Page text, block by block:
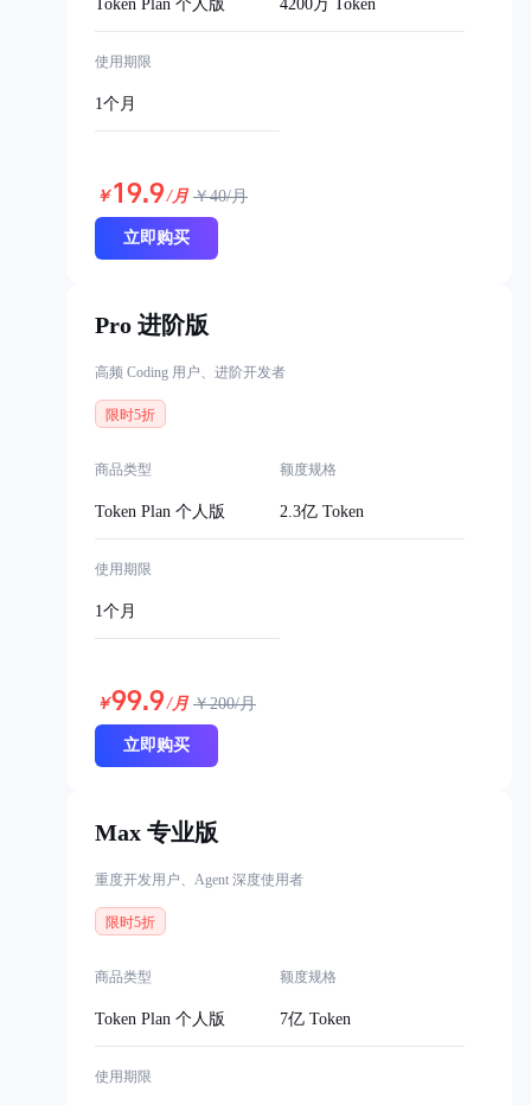
Token Plan 个人版 4200万 Token
使用期限
1个月
￥19.9 /月 ￥40/月
立即购买
Pro 进阶版
高频 Coding 用户、进阶开发者
限时5折
商品类型
Token Plan 个人版
额度规格
2.3亿 Token
使用期限
1个月
￥99.9 /月 ￥200/月
立即购买
Max 专业版
重度开发用户、Agent 深度使用者
限时5折
商品类型
Token Plan 个人版
额度规格
7亿 Token
使用期限